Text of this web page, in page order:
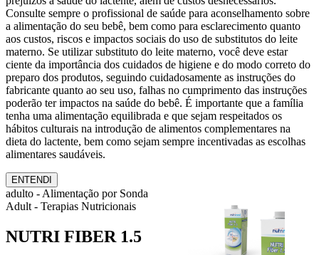
Consulte sempre o profissional de saúde para aconselhamento sobre
a alimentação do seu bebê, bem como para esclarecimento quanto
aos custos, riscos e impactos sociais do uso de substitutos do leite
materno. Se utilizar substituto do leite materno, você deve estar
ciente da importância dos cuidados de higiene e do modo correto do
preparo dos produtos, seguindo cuidadosamente as instruções do
fabricante quanto ao seu uso, falhas no cumprimento das instruções
poderão ter impactos na saúde do bebê. É importante que a família
tenha uma alimentação equilibrada e que sejam respeitados os
hábitos culturais na introdução de alimentos complementares na
dieta do lactente, bem como sejam sempre incentivadas as escolhas
alimentares saudáveis.
ENTENDI
adulto - Alimentação por Sonda
Adult - Terapias Nutricionais
NUTRI FIBER 1.5